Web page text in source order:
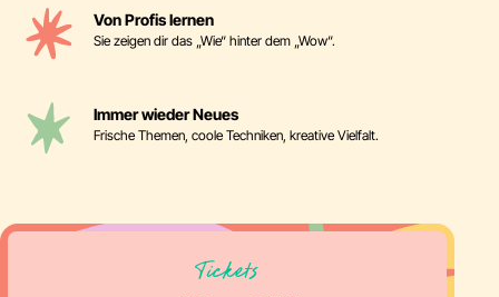
Von Profis lernen
Sie zeigen dir das „Wie“ hinter dem „Wow“.
Immer wieder Neues
Frische Themen, coole Techniken, kreative Vielfalt.
Tickets